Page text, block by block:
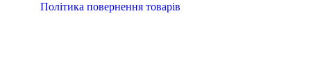
Політика повернення товарів